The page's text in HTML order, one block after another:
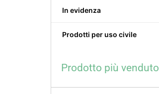
In evidenza
Prodotti per uso civile
Prodotto più venduto